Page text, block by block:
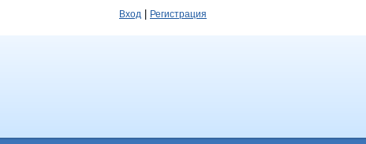
Вход Регистрация